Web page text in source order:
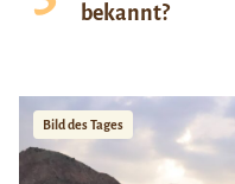
bekannt?
Bild des Tages